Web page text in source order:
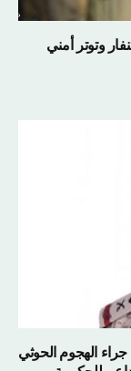
وتوتر أمني
الهجوم الحوثي